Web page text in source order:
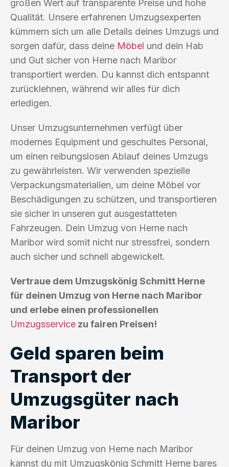
großen Wert auf transparente Preise und hohe
Qualität. Unsere erfahrenen Umzugsexperten
kümmern sich um alle Details deines Umzugs und
sorgen dafür, dass deine Möbel und dein Hab
und Gut sicher von Herne nach Maribor
transportiert werden. Du kannst dich entspannt
zurücklehnen, während wir alles für dich
erledigen.
Unser Umzugsunternehmen verfügt über
modernes Equipment und geschultes Personal,
um einen reibungslosen Ablauf deines Umzugs
zu gewährleisten. Wir verwenden spezielle
Verpackungsmaterialien, um deine Möbel vor
Beschädigungen zu schützen, und transportieren
sie sicher in unseren gut ausgestatteten
Fahrzeugen. Dein Umzug von Herne nach
Maribor wird somit nicht nur stressfrei, sondern
auch sicher und schnell abgewickelt.
Vertraue dem Umzugskönig Schmitt Herne
für deinen Umzug von Herne nach Maribor
und erlebe einen professionellen
Umzugsservice zu fairen Preisen!
Geld sparen beim
Transport der
Umzugsgüter nach
Maribor
Für deinen Umzug von Herne nach Maribor
kannst du mit Umzugskönig Schmitt Herne bares